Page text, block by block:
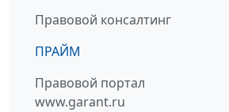
Правовой консалтинг
ПРАЙМ
Правовой портал
www.garant.ru